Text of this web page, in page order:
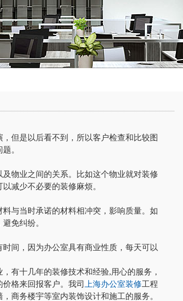
但是以后看不到，所以客户检查和比较图
。
物业之间的关系。比如这个物业就对装修
减少不必要的装修麻烦。
与当时承诺的材料相冲突，影响质量。如
免纠纷。
间，因为办公室具有商业性质，每天可以
有十几年的装修技术和经验,用心的服务，
格来回报客户。我司
上海办公室装修工程
商务楼宇等室内装饰设计和施工的服务。